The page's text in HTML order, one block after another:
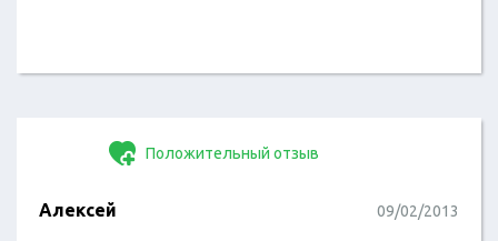
Положительный отзыв
Алексей 09/02/2013